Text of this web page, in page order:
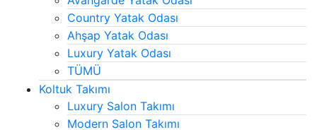
Country Yatak Odası
Ahşap Yatak Odası
Luxury Yatak Odası
TÜMÜ
Koltuk Takımı
Luxury Salon Takımı
Modern Salon Takımı